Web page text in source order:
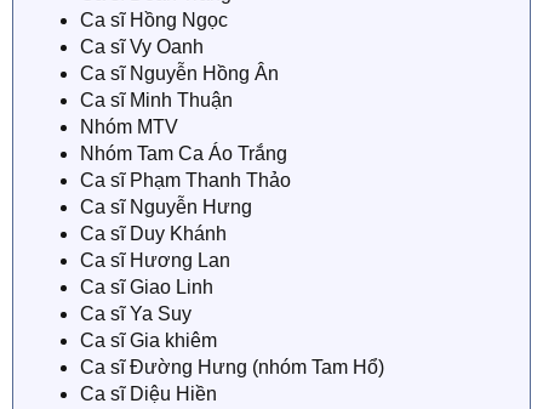
Ca sĩ Hồng Ngọc
Ca sĩ Vy Oanh
Ca sĩ Nguyễn Hồng Ân
Ca sĩ Minh Thuận
Nhóm MTV
Nhóm Tam Ca Áo Trắng
Ca sĩ Phạm Thanh Thảo
Ca sĩ Nguyễn Hưng
Ca sĩ Duy Khánh
Ca sĩ Hương Lan
Ca sĩ Giao Linh
Ca sĩ Ya Suy
Ca sĩ Gia khiêm
Ca sĩ Đường Hưng (nhóm Tam Hổ)
Ca sĩ Diệu Hiền